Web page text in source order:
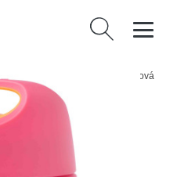
Vyhledávání
Termoska na jídlo - růžová/oranžová